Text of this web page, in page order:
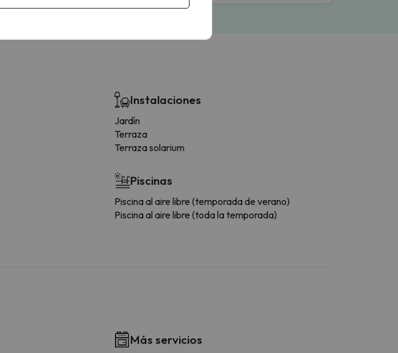
Instalaciones
Jardín
Terraza
Terraza solarium
Piscinas
Piscina al aire libre (temporada de verano)
Piscina al aire libre (toda la temporada)
Más servicios